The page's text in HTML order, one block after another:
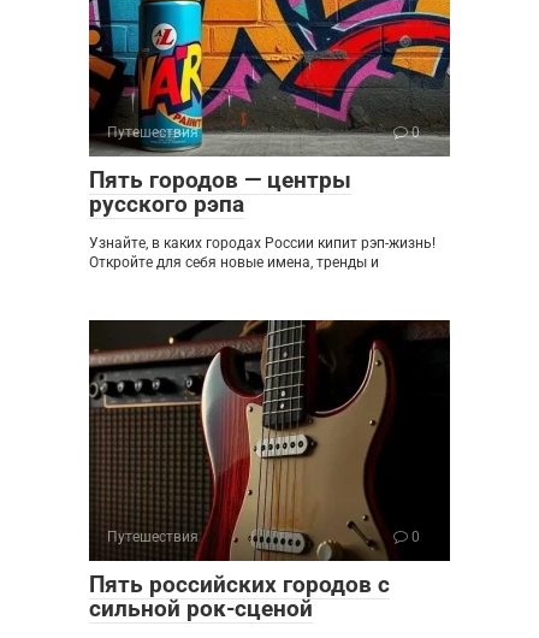
Путешествия 0
Пять городов — центры
русского рэпа
Узнайте, в каких городах России кипит рэп-жизнь!
Откройте для себя новые имена, тренды и
Путешествия 0
Пять российских городов с
сильной рок-сценой